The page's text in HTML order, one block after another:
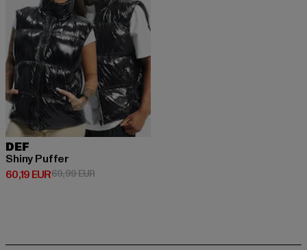
DEF
Shiny Puffer
60,19 EUR
Derzeitiger Preis: 60,19 EUR
69,99 EURAktionspreis: 69,99 EUR